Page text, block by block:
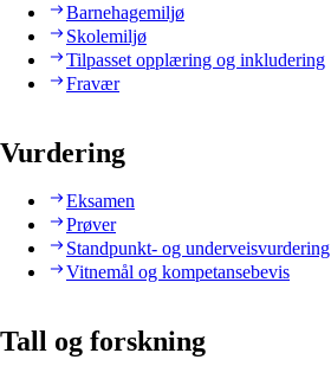
Barnehagemiljø
Skolemiljø
Tilpasset opplæring og inkludering
Fravær
Vurdering
Eksamen
Prøver
Standpunkt- og underveisvurdering
Vitnemål og kompetansebevis
Tall og forskning